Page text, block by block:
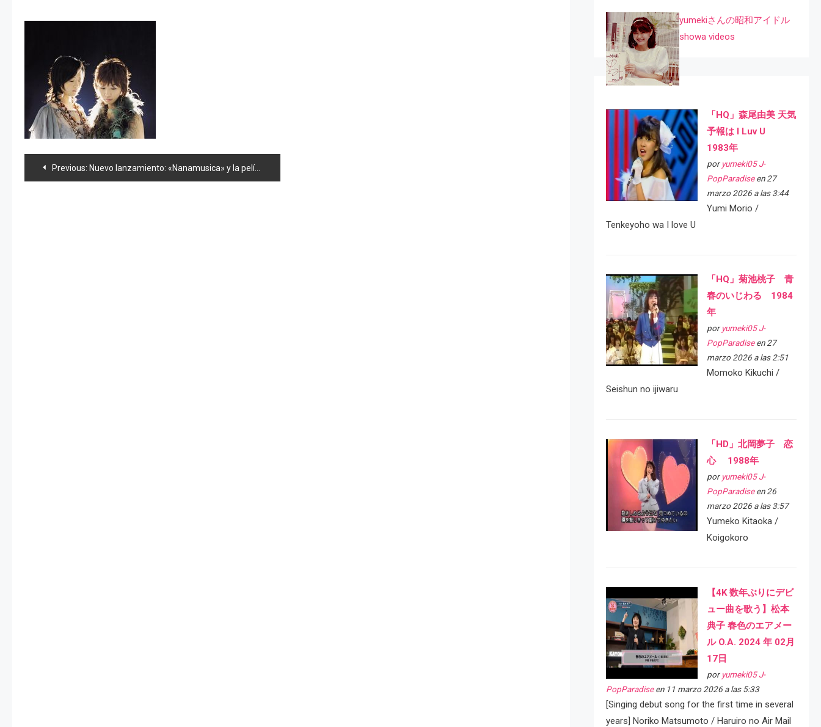
Navegación
Previous: Nuevo lanzamiento: «Nanamusica» y la película más corta del mundo.
yumekiさんの昭和アイドル
showa videos
「HQ」森尾由美 天気
予報は I Luv U
1983年
por yumeki05 J-
PopParadiseen 27
marzo 2026 a las 3:44
Yumi Morio /
Tenkeyoho wa I love U
「HQ」菊池桃子 青
春のいじわる 1984
年
por yumeki05 J-
PopParadiseen 27
marzo 2026 a las 2:51
Momoko Kikuchi /
Seishun no ijiwaru
「HD」北岡夢子 恋
心 1988年
por yumeki05 J-
PopParadiseen 26
marzo 2026 a las 3:57
Yumeko Kitaoka /
Koigokoro
【4K 数年ぶりにデビ
ュー曲を歌う】松本
典子 春色のエアメー
ル O.A. 2024 年 02月
17日
por yumeki05 J-
PopParadiseen 11 marzo 2026 a las 5:33
[Singing debut song for the first time in several
years] Noriko Matsumoto / Haruiro no Air Mail